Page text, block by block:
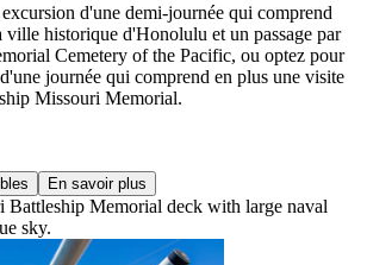
d'une demi-journée qui comprend
ville historique d'Honolulu et un passage par
Cemetery of the Pacific, ou optez pour
journée qui comprend en plus une visite
Missouri Memorial.
En savoir plus
Battleship Memorial deck with large naval
sky.